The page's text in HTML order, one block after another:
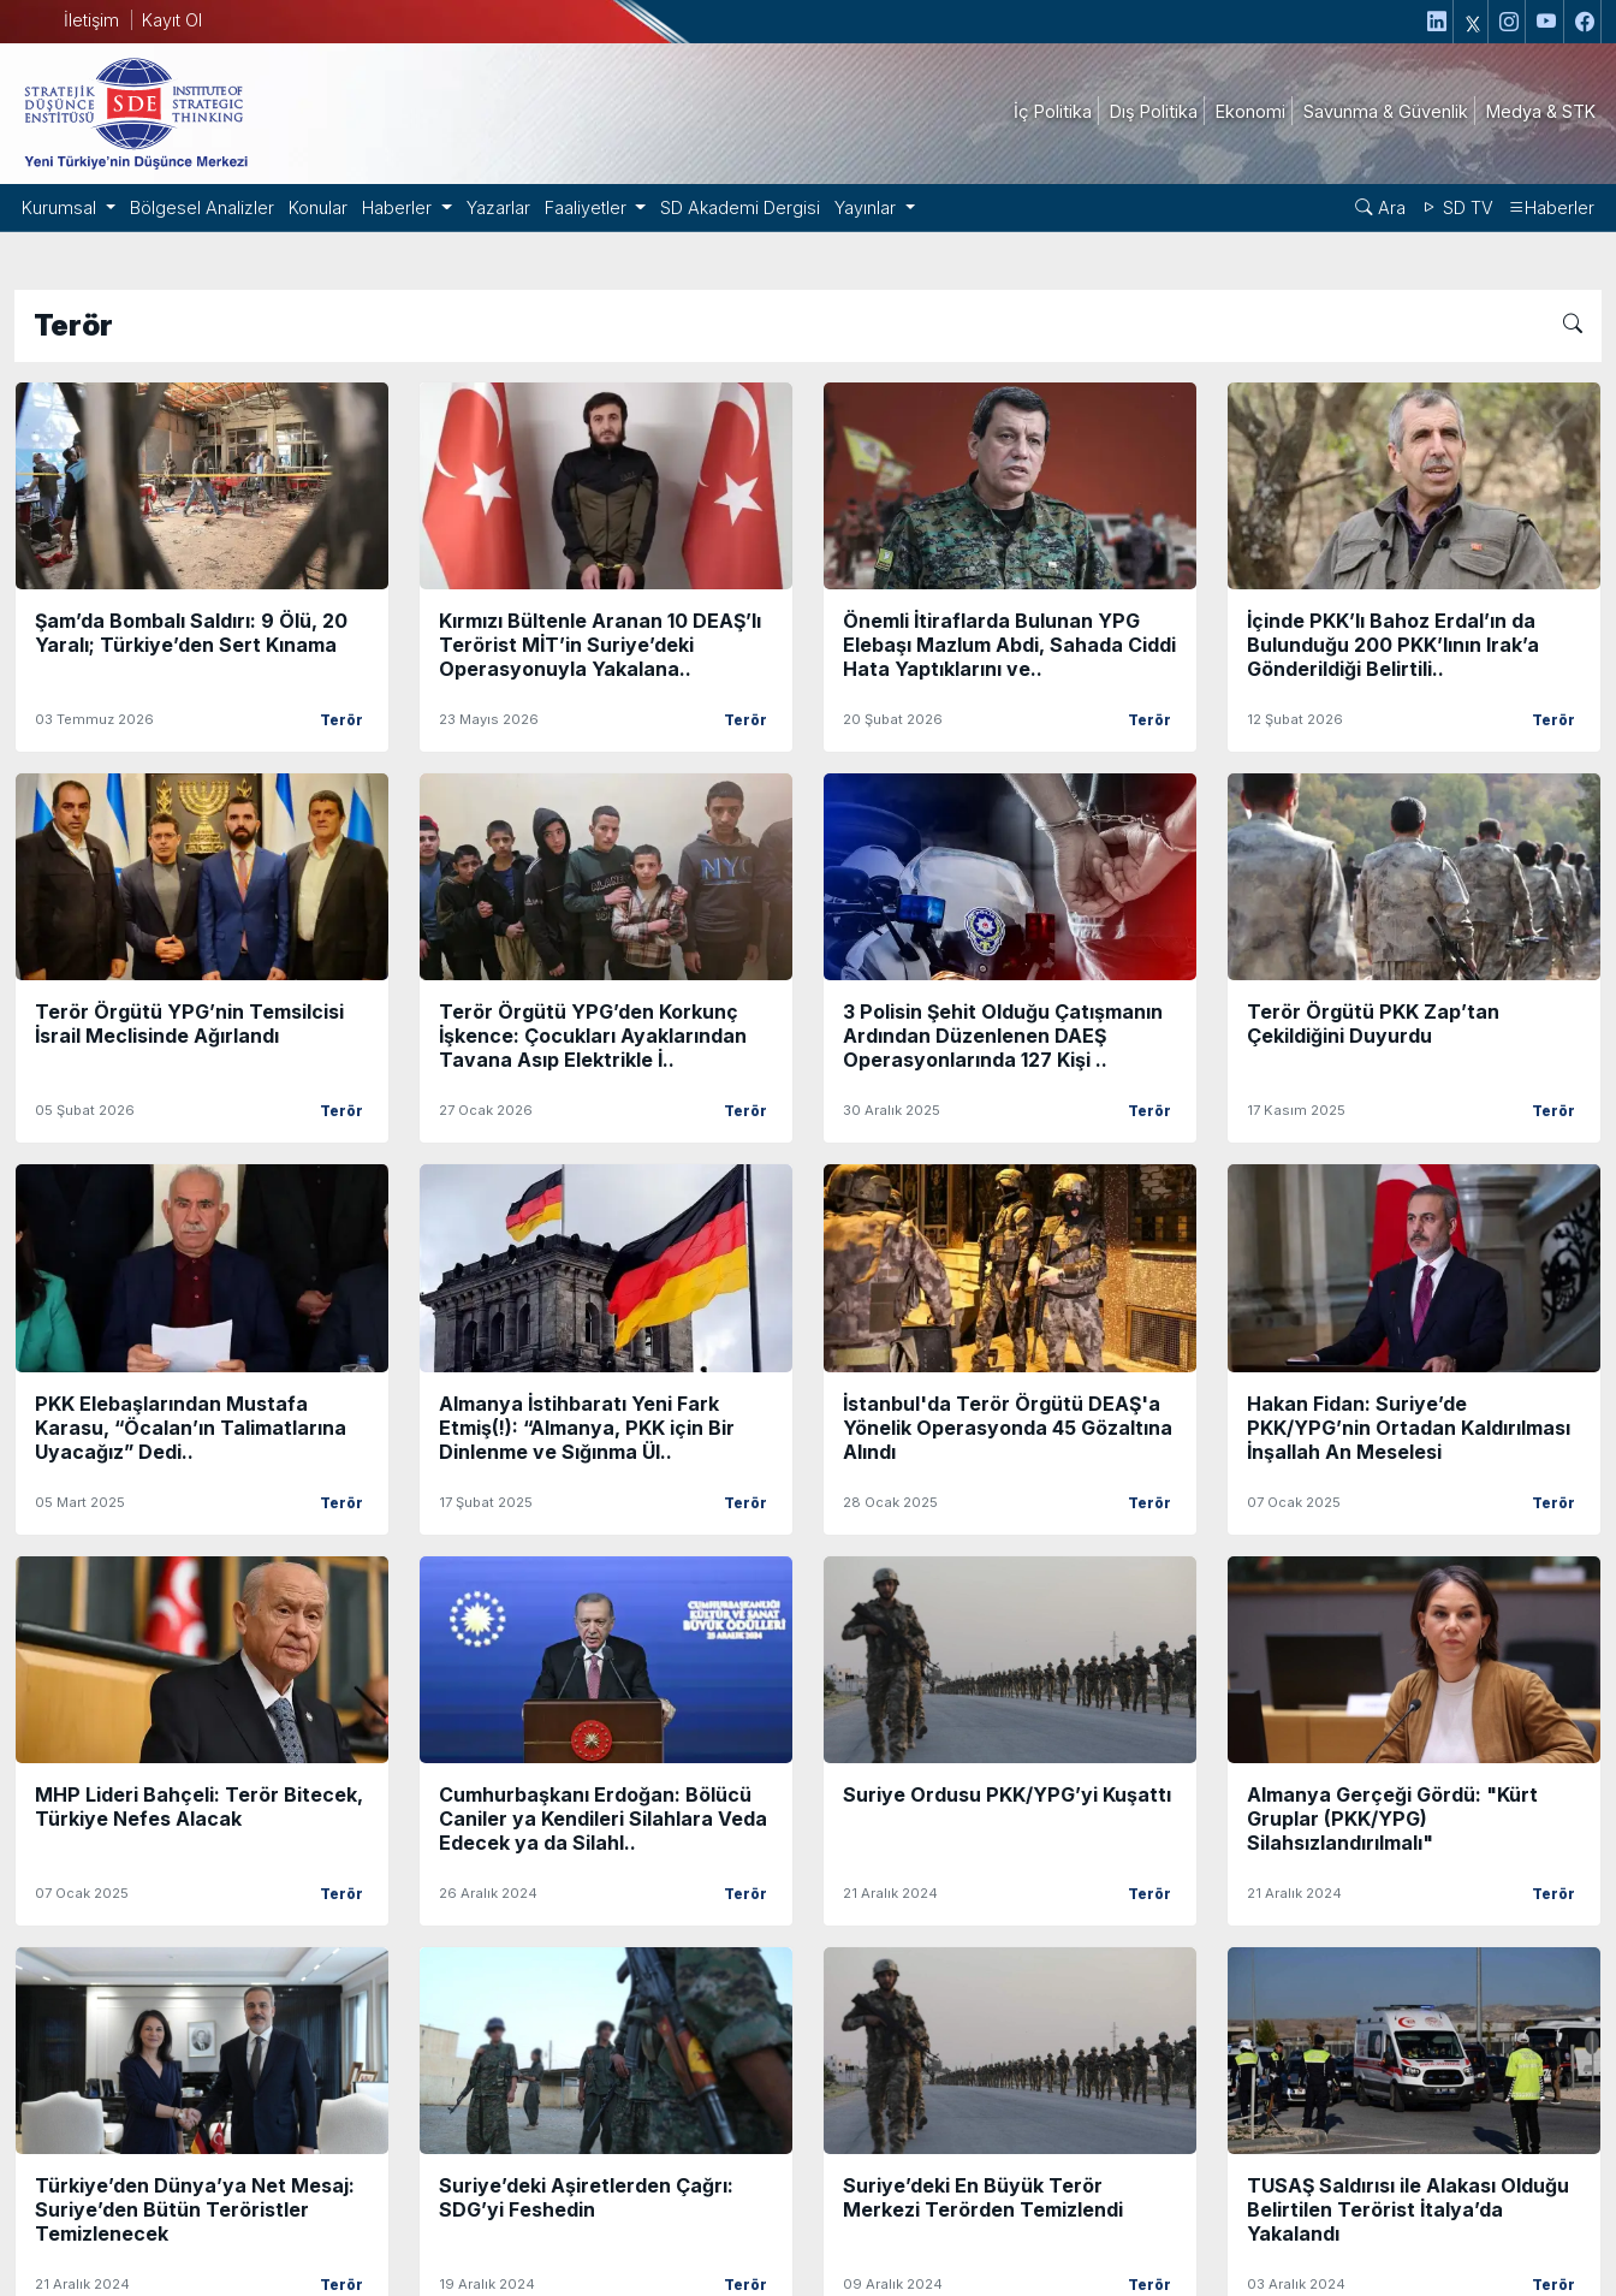
İletişim Kayıt Ol
İç Politika Dış Politika Ekonomi Savunma & Güvenlik Medya & STK
Kurumsal Bölgesel Analizler Konular Haberler Yazarlar Faaliyetler SD Akademi Dergisi Yayınlar Ara SD TV Haberler
Terör
Şam’da Bombalı Saldırı: 9 Ölü, 20
Yaralı; Türkiye’den Sert Kınama
03 Temmuz 2026 Terör
Kırmızı Bültenle Aranan 10 DEAŞ’lı
Terörist MİT’in Suriye’deki
Operasyonuyla Yakalana..
23 Mayıs 2026 Terör
Önemli İtiraflarda Bulunan YPG
Elebaşı Mazlum Abdi, Sahada Ciddi
Hata Yaptıklarını ve..
20 Şubat 2026 Terör
İçinde PKK’lı Bahoz Erdal’ın da
Bulunduğu 200 PKK’lının Irak’a
Gönderildiği Belirtili..
12 Şubat 2026 Terör
Terör Örgütü YPG’nin Temsilcisi
İsrail Meclisinde Ağırlandı
05 Şubat 2026 Terör
Terör Örgütü YPG’den Korkunç
İşkence: Çocukları Ayaklarından
Tavana Asıp Elektrikle İ..
27 Ocak 2026 Terör
3 Polisin Şehit Olduğu Çatışmanın
Ardından Düzenlenen DAEŞ
Operasyonlarında 127 Kişi ..
30 Aralık 2025 Terör
Terör Örgütü PKK Zap’tan
Çekildiğini Duyurdu
17 Kasım 2025 Terör
PKK Elebaşlarından Mustafa
Karasu, “Öcalan’ın Talimatlarına
Uyacağız” Dedi..
05 Mart 2025 Terör
Almanya İstihbaratı Yeni Fark
Etmiş(!): “Almanya, PKK için Bir
Dinlenme ve Sığınma Ül..
17 Şubat 2025 Terör
İstanbul'da Terör Örgütü DEAŞ'a
Yönelik Operasyonda 45 Gözaltına
Alındı
28 Ocak 2025 Terör
Hakan Fidan: Suriye’de
PKK/YPG’nin Ortadan Kaldırılması
İnşallah An Meselesi
07 Ocak 2025 Terör
MHP Lideri Bahçeli: Terör Bitecek,
Türkiye Nefes Alacak
07 Ocak 2025 Terör
Cumhurbaşkanı Erdoğan: Bölücü
Caniler ya Kendileri Silahlara Veda
Edecek ya da Silahl..
26 Aralık 2024 Terör
Suriye Ordusu PKK/YPG’yi Kuşattı
21 Aralık 2024 Terör
Almanya Gerçeği Gördü: "Kürt
Gruplar (PKK/YPG)
Silahsızlandırılmalı"
21 Aralık 2024 Terör
Türkiye’den Dünya’ya Net Mesaj:
Suriye’den Bütün Teröristler
Temizlenecek
21 Aralık 2024 Terör
Suriye’deki Aşiretlerden Çağrı:
SDG’yi Feshedin
19 Aralık 2024 Terör
Suriye’deki En Büyük Terör
Merkezi Terörden Temizlendi
09 Aralık 2024 Terör
TUSAŞ Saldırısı ile Alakası Olduğu
Belirtilen Terörist İtalya’da
Yakalandı
03 Aralık 2024 Terör